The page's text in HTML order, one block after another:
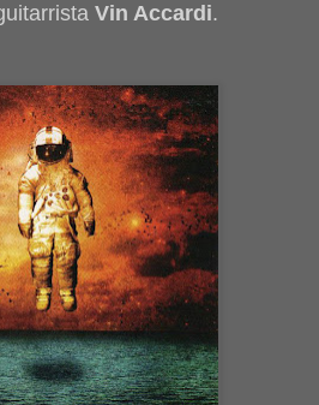
Vin Accardi.